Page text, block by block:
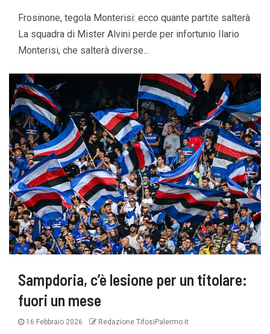
Frosinone, tegola Monterisi: ecco quante partite salterà
La squadra di Mister Alvini perde per infortunio Ilario
Monterisi, che salterà diverse...
Sampdoria, c’è lesione per un titolare:
fuori un mese
16 Febbraio 2026 Redazione TifosiPalermo.it